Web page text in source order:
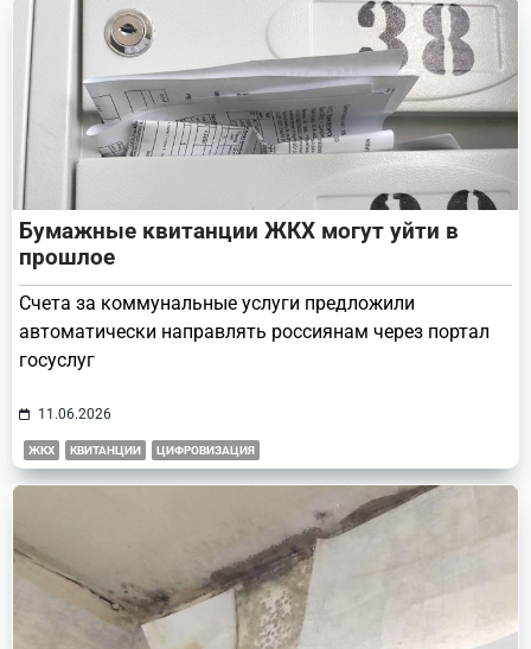
Бумажные квитанции ЖКХ могут уйти в
прошлое
Счета за коммунальные услуги предложили
автоматически направлять россиянам через портал
госуслуг
11.06.2026
ЖКХ КВИТАНЦИИ ЦИФРОВИЗАЦИЯ